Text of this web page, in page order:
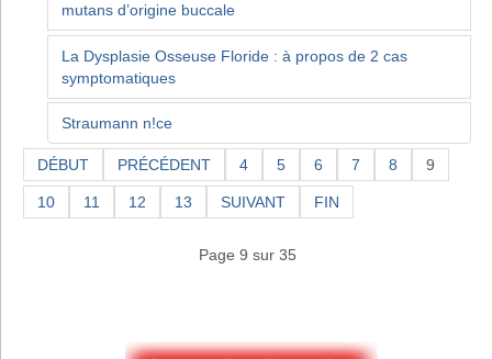
mutans d’origine buccale
La Dysplasie Osseuse Floride : à propos de 2 cas
symptomatiques
Straumann n!ce
DÉBUT PRÉCÉDENT 4 5 6 7 8 9
10 11 12 13 SUIVANT FIN
Page 9 sur 35